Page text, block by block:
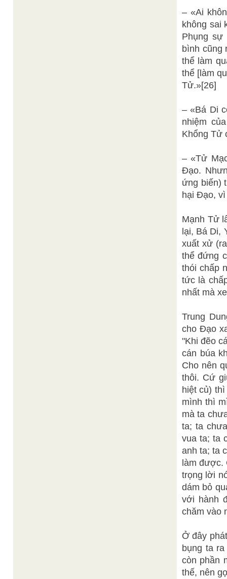
– «Ai
không sai
Phụng sự
bình cũng
thể làm
thể [làm
Tử.»[26]
– «Bá Di
nhiệm
Khổng Tử
– «Tử
Đạo.
ứng biến)
hại Đạo,
Mạnh Tử
lại, Bá Di,
xuất xử
thể đứng
thói chấp
tức là
nhất mà
Trung
cho Đạo
"Khi đẽo
cán búa
Cho nên
thôi. Cứ
hiệt củ)
mình thì
mà ta
ta; ta
vua ta; ta
anh ta; ta
làm
trọng lời
dám bỏ
với hành
chăm vào
Ở đây
bụng ta
còn phần
thế, nên